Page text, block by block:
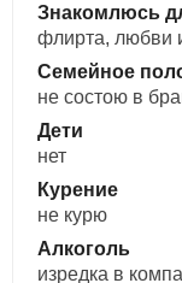
Знакомлюсь
флирта, любви
Семейное
не состою в
Дети
нет
Курение
не курю
Алкоголь
изредка в